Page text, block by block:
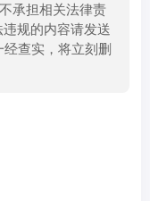
承担相关法律责
规的内容请发送
查实，将立刻删